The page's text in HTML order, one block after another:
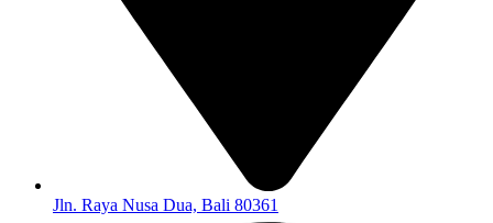
Jln. Raya Nusa Dua, Bali 80361